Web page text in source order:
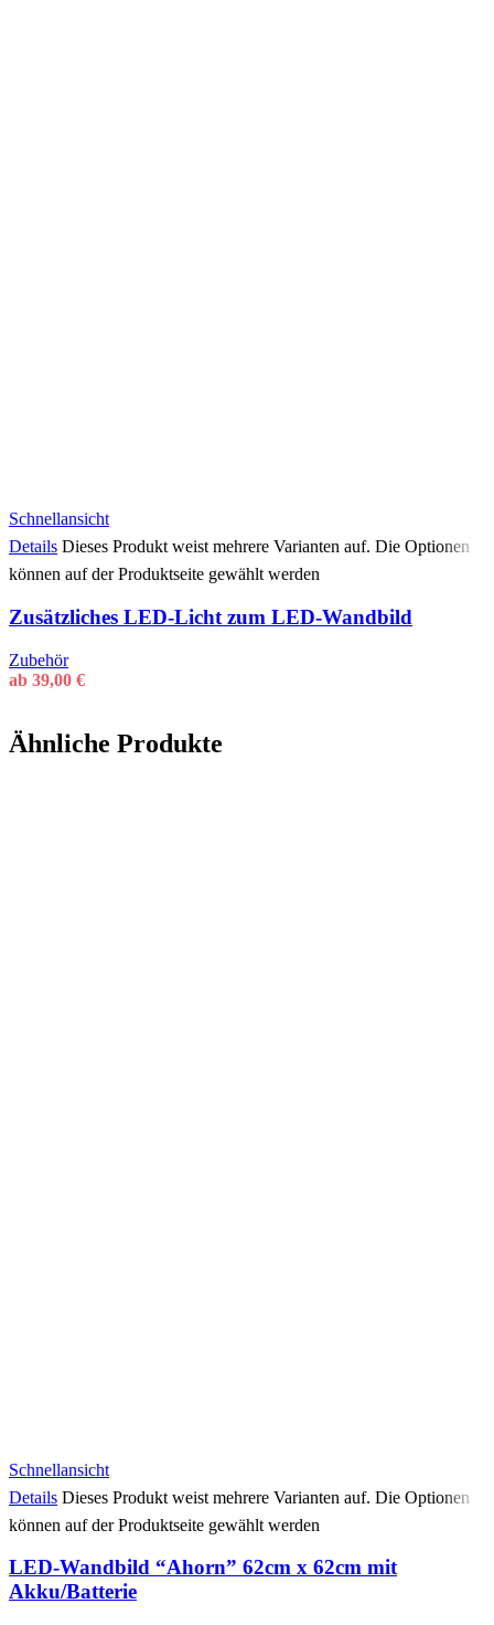
Schnellansicht
Details Dieses Produkt weist mehrere Varianten auf. Die Optionen
können auf der Produktseite gewählt werden
Zusätzliches LED-Licht zum LED-Wandbild
Zubehör
ab 39,00 €
Ähnliche Produkte
Schnellansicht
Details Dieses Produkt weist mehrere Varianten auf. Die Optionen
können auf der Produktseite gewählt werden
LED-Wandbild “Ahorn” 62cm x 62cm mit
Akku/Batterie